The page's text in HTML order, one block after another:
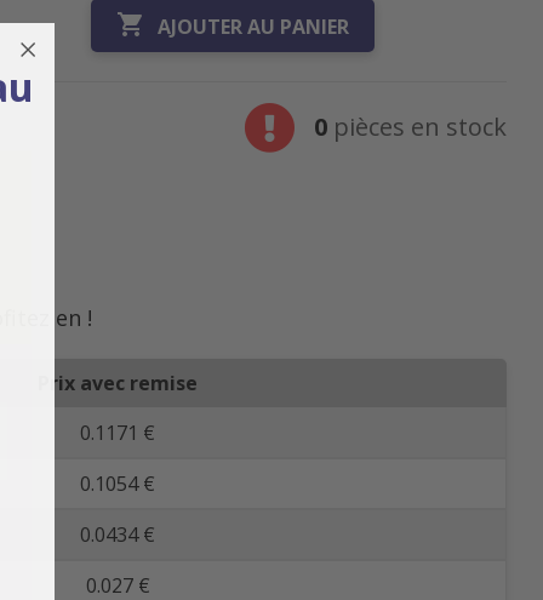
 AJOUTER AU PANIER
0pièces en stock
en !
Prix avec remise
0.1171 €
0.1054 €
0.0434 €
0.027 €